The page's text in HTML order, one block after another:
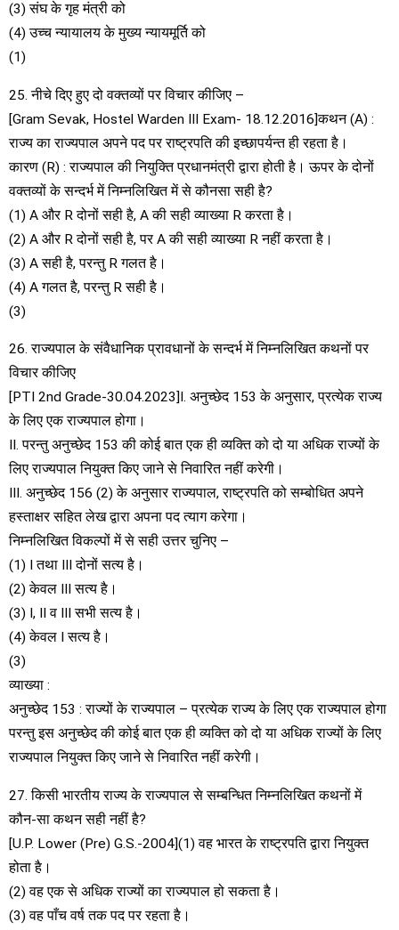
(3) संघ के गृह मंत्री को
(4) उच्च न्यायालय के मुख्य न्यायमूर्ति को
(1)
25. नीचे दिए हुए दो वक्तव्यों पर विचार कीजिए –
[Gram Sevak, Hostel Warden III Exam- 18.12.2016]कथन (A) :
राज्य का राज्यपाल अपने पद पर राष्ट्रपति की इच्छापर्यन्त ही रहता है।
कारण (R) : राज्यपाल की नियुक्ति प्रधानमंत्री द्वारा होती है। ऊपर के दोनों
वक्तव्यों के सन्दर्भ में निम्नलिखित में से कौनसा सही है?
(1) A और R दोनों सही है, A की सही व्याख्या R करता है।
(2) A और R दोनों सही है, पर A की सही व्याख्या R नहीं करता है।
(3) A सही है, परन्तु R गलत है।
(4) A गलत है, परन्तु R सही है।
(3)
26. राज्यपाल के संवैधानिक प्रावधानों के सन्दर्भ में निम्नलिखित कथनों पर
विचार कीजिए
[PTI 2nd Grade-30.04.2023]I. अनुच्छेद 153 के अनुसार, प्रत्येक राज्य
के लिए एक राज्यपाल होगा।
II. परन्तु अनुच्छेद 153 की कोई बात एक ही व्यक्ति को दो या अधिक राज्यों के
लिए राज्यपाल नियुक्त किए जाने से निवारित नहीं करेगी।
III. अनुच्छेद 156 (2) के अनुसार राज्यपाल, राष्ट्रपति को सम्बोधित अपने
हस्ताक्षर सहित लेख द्वारा अपना पद त्याग करेगा।
निम्नलिखित विकल्पों में से सही उत्तर चुनिए –
(1) I तथा III दोनों सत्य है।
(2) केवल III सत्य है।
(3) I, II व III सभी सत्य है।
(4) केवल I सत्य है।
(3)
व्याख्या :
अनुच्छेद 153 : राज्यों के राज्यपाल – प्रत्येक राज्य के लिए एक राज्यपाल होगा
परन्तु इस अनुच्छेद की कोई बात एक ही व्यक्ति को दो या अधिक राज्यों के लिए
राज्यपाल नियुक्त किए जाने से निवारित नहीं करेगी।
27. किसी भारतीय राज्य के राज्यपाल से सम्बन्धित निम्नलिखित कथनों में
कौन-सा कथन सही नहीं है?
[U.P. Lower (Pre) G.S.-2004](1) वह भारत के राष्ट्रपति द्वारा नियुक्त
होता है।
(2) वह एक से अधिक राज्यों का राज्यपाल हो सकता है।
(3) वह पाँच वर्ष तक पद पर रहता है।